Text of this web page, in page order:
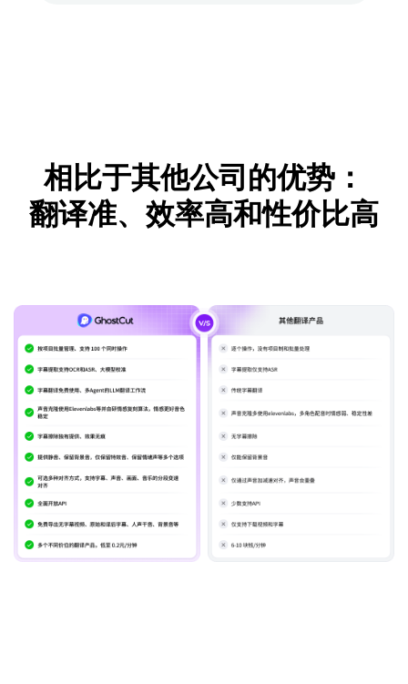
相比于其他公司的优势：
翻译准、效率高和性价比高